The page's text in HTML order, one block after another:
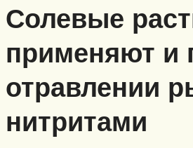
Солевые
применяют и
отравлении
нитритами